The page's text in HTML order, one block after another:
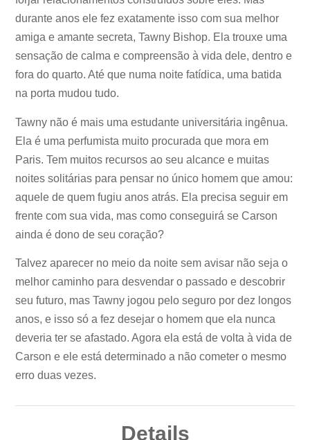
durante anos ele fez exatamente isso com sua melhor
amiga e amante secreta, Tawny Bishop. Ela trouxe uma
sensação de calma e compreensão à vida dele, dentro e
fora do quarto. Até que numa noite fatídica, uma batida
na porta mudou tudo.
Tawny não é mais uma estudante universitária ingênua.
Ela é uma perfumista muito procurada que mora em
Paris. Tem muitos recursos ao seu alcance e muitas
noites solitárias para pensar no único homem que amou:
aquele de quem fugiu anos atrás. Ela precisa seguir em
frente com sua vida, mas como conseguirá se Carson
ainda é dono de seu coração?
Talvez aparecer no meio da noite sem avisar não seja o
melhor caminho para desvendar o passado e descobrir
seu futuro, mas Tawny jogou pelo seguro por dez longos
anos, e isso só a fez desejar o homem que ela nunca
deveria ter se afastado. Agora ela está de volta à vida de
Carson e ele está determinado a não cometer o mesmo
erro duas vezes.
Details